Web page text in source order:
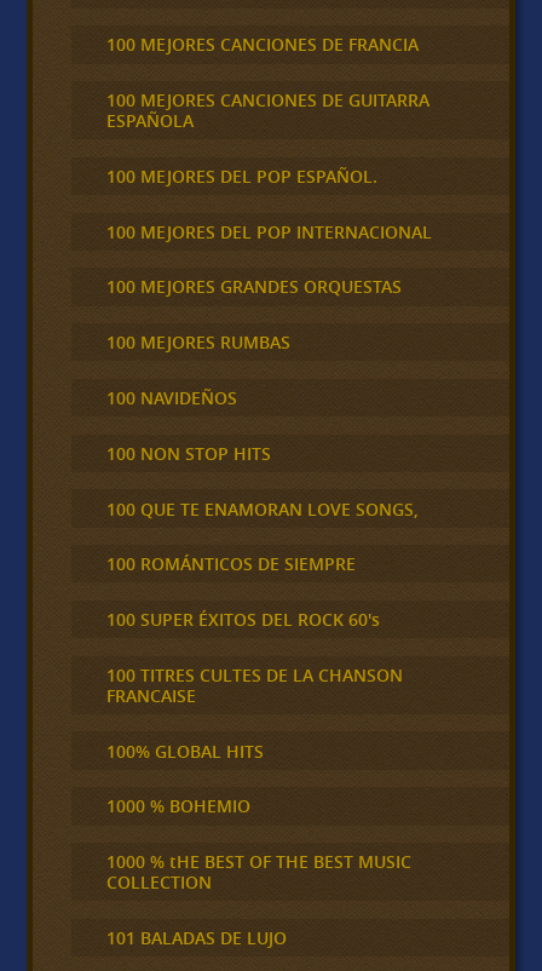
100 MEJORES CANCIONES DE FRANCIA
100 MEJORES CANCIONES DE GUITARRA
ESPAÑOLA
100 MEJORES DEL POP ESPAÑOL.
100 MEJORES DEL POP INTERNACIONAL
100 MEJORES GRANDES ORQUESTAS
100 MEJORES RUMBAS
100 NAVIDEÑOS
100 NON STOP HITS
100 QUE TE ENAMORAN LOVE SONGS,
100 ROMÁNTICOS DE SIEMPRE
100 SUPER ÉXITOS DEL ROCK 60's
100 TITRES CULTES DE LA CHANSON
FRANCAISE
100% GLOBAL HITS
1000 % BOHEMIO
1000 % tHE BEST OF THE BEST MUSIC
COLLECTION
101 BALADAS DE LUJO